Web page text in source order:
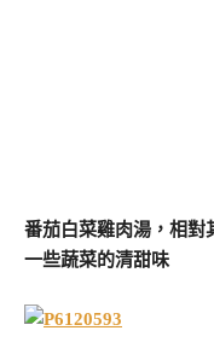
番茄白菜雞肉湯，相對
一些蔬菜的清甜味